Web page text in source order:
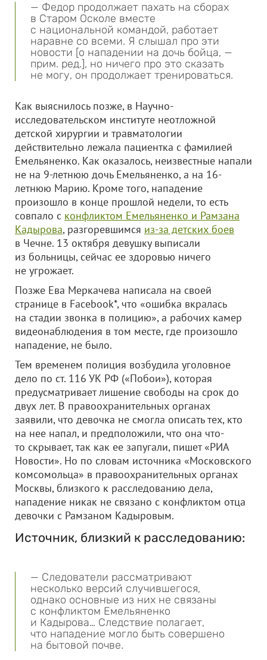
— Федор продолжает пахать на сборах
в Старом Осколе вместе
с национальной командой, работает
наравне со всеми. Я слышал про эти
новости [о нападении на дочь бойца, —
прим. ред.], но ничего про это сказать
не могу, он продолжает тренироваться.
Как выяснилось позже, в Научно-
исследовательском институте неотложной
детской хирургии и травматологии
действительно лежала пациентка с фамилией
Емельяненко. Как оказалось, неизвестные напали
не на 9-летнюю дочь Емельяненко, а на 16-
летнюю Марию. Кроме того, нападение
произошло в конце прошлой недели, то есть
совпало с конфликтом Емельяненко и Рамзана
Кадырова, разгоревшимся из-за детских боев
в Чечне. 13 октября девушку выписали
из больницы, сейчас ее здоровью ничего
не угрожает.
Позже Ева Меркачева написала на своей
странице в Facebook*, что «ошибка вкралась
на стадии звонка в полицию», а рабочих камер
видеонаблюдения в том месте, где произошло
нападение, не было.
Тем временем полиция возбудила уголовное
дело по ст. 116 УК РФ («Побои»), которая
предусматривает лишение свободы на срок до
двух лет. В правоохранительных органах
заявили, что девочка не смогла описать тех, кто
на нее напал, и предположили, что она что-
то скрывает, так как ее запугали, пишет «РИА
Новости». Но по словам источника «Московского
комсомольца» в правоохранительных органах
Москвы, близкого к расследованию дела,
нападение никак не связано с конфликтом отца
девочки с Рамзаном Кадыровым.
Источник, близкий к расследованию:
— Следователи рассматривают
несколько версий случившегося,
однако основные из них не связаны
с конфликтом Емельяненко
и Кадырова… Следствие полагает,
что нападение могло быть совершено
на бытовой почве.